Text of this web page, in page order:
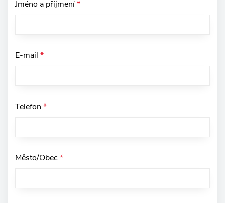
Jméno a příjmení*
E-mail *
Telefon *
Město/Obec*